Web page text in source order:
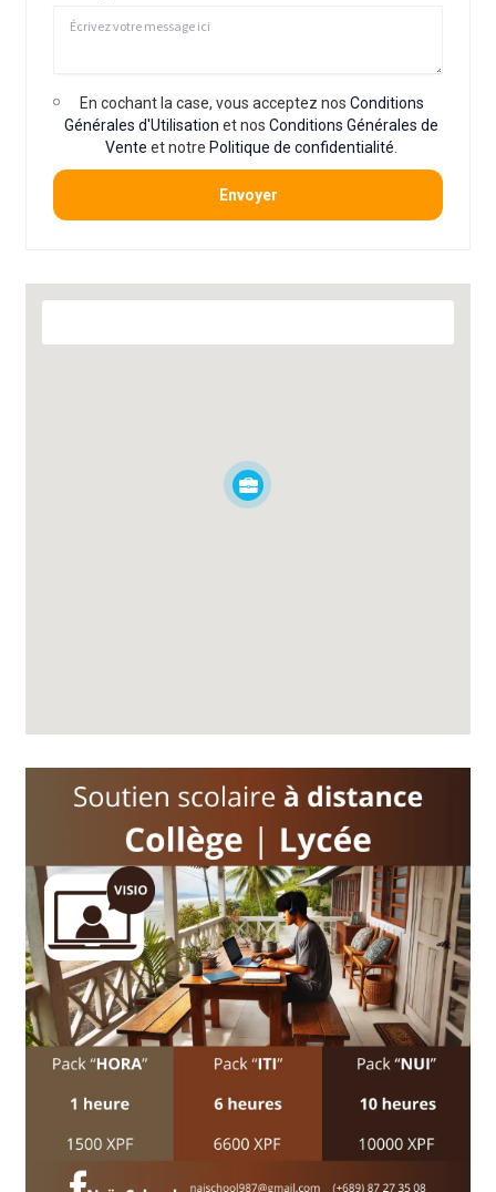
En cochant la case, vous acceptez nos Conditions
Générales d'Utilisation et nosConditions Générales de
Vente et notre Politique de confidentialité